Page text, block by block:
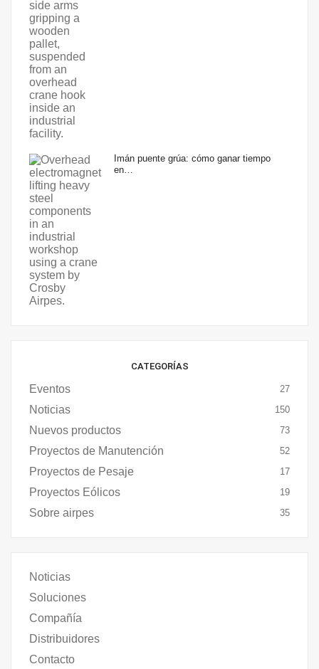
Imán puente grúa: cómo ganar tiempo
en…
CATEGORÍAS
Eventos 27
Noticias 150
Nuevos productos 73
Proyectos de Manutención 52
Proyectos de Pesaje 17
Proyectos Eólicos 19
Sobre airpes 35
Noticias
Soluciones
Compañía
Distribuidores
Contacto